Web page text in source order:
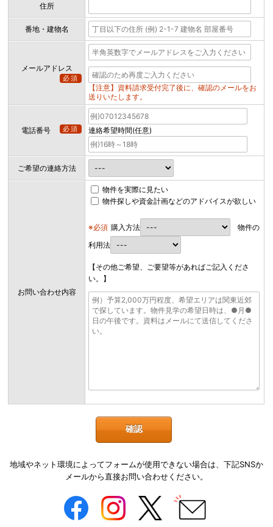
住所
番地・建物名
メールアドレス
必須
【注意】資料請求受付完了後に、確認のメールをお
送りいたします。
電話番号 必須 連絡希望時間(任意)
ご希望の連絡方法
お問い合わせ内容
物件を実際に見たい
物件探しや資金計画などのアドバイスが欲しい
※必須 購入方法
物件の
利用法
【その他ご希望、ご要望等があればご記入くださ
い。】
地域やネット環境によってフォームが使用できない場合は、下記SNSか
メールから直接お問い合わせください。